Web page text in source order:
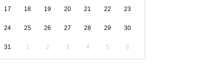
17 18 19 20 21 22 23
24 25 26 27 28 29 30
31 1 2 3 4 5 6